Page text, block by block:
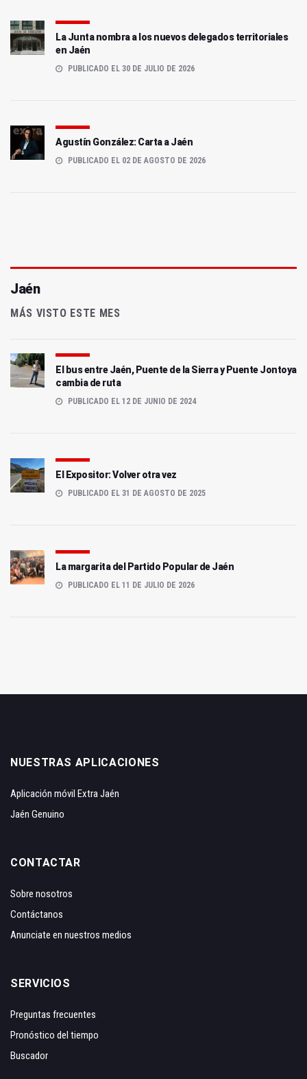
La Junta nombra a los nuevos delegados territoriales
en Jaén
PUBLICADO EL 30 DE JULIO DE 2026
Agustín González: Carta a Jaén
PUBLICADO EL 02 DE AGOSTO DE 2026
Jaén
MÁS VISTO ESTE MES
El bus entre Jaén, Puente de la Sierra y Puente Jontoya
cambia de ruta
PUBLICADO EL 12 DE JUNIO DE 2024
El Expositor: Volver otra vez
PUBLICADO EL 31 DE AGOSTO DE 2025
La margarita del Partido Popular de Jaén
PUBLICADO EL 11 DE JULIO DE 2026
NUESTRAS APLICACIONES
Aplicación móvil Extra Jaén
Jaén Genuino
CONTACTAR
Sobre nosotros
Contáctanos
Anunciate en nuestros medios
SERVICIOS
Preguntas frecuentes
Pronóstico del tiempo
Buscador